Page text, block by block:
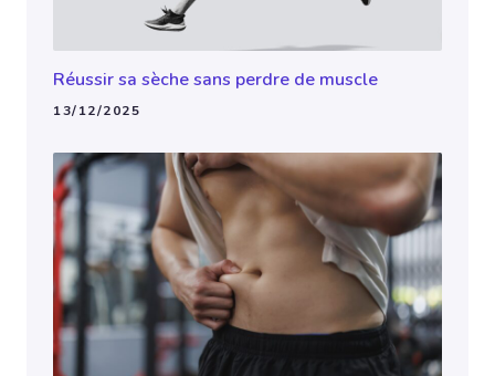
Réussir sa sèche sans perdre de muscle
13/12/2025